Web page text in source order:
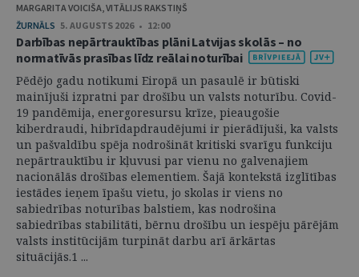
MARGARITA VOICIŠA, VITĀLIJS RAKSTIŅŠ
ŽURNĀLS 5. AUGUSTS 2026 • 12:00
Darbības nepārtrauktības plāni Latvijas skolās – no
normatīvās prasības līdz reālai noturībai
Pēdējo gadu notikumi Eiropā un pasaulē ir būtiski
mainījuši izpratni par drošību un valsts noturību. Covid-
19 pandēmija, energoresursu krīze, pieaugošie
kiberdraudi, hibrīdapdraudējumi ir pierādījuši, ka valsts
un pašvaldību spēja nodrošināt kritiski svarīgu funkciju
nepārtrauktību ir kļuvusi par vienu no galvenajiem
nacionālās drošības elementiem. Šajā kontekstā izglītības
iestādes ieņem īpašu vietu, jo skolas ir viens no
sabiedrības noturības balstiem, kas nodrošina
sabiedrības stabilitāti, bērnu drošību un iespēju pārējām
valsts institūcijām turpināt darbu arī ārkārtas
situācijās.1 ...